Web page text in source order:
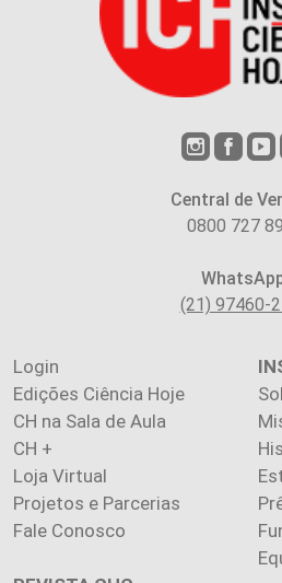
Central de
0800 727
(21) 97460-
Login
Edições Ciência Hoje
CH na Sala de Aula
CH +
Loja Virtual
Projetos e Parcerias
Fale Conosco